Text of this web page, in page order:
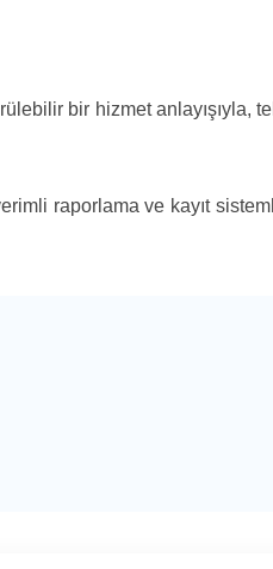
bir hizmet anlayışıyla,
raporlama ve kayıt